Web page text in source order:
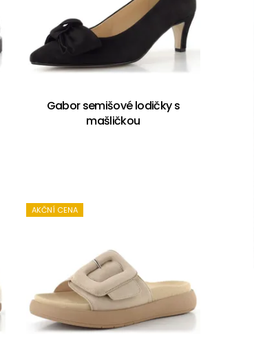
Gabor semišové lodičky s
mašličkou
AKČNÍ CENA